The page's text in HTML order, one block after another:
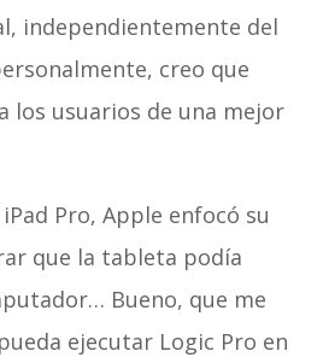
independientemente del
creo que
los usuarios de una mejor
Pro, Apple enfocó su
que la tableta podía
Bueno, que me
ejecutar Logic Pro en